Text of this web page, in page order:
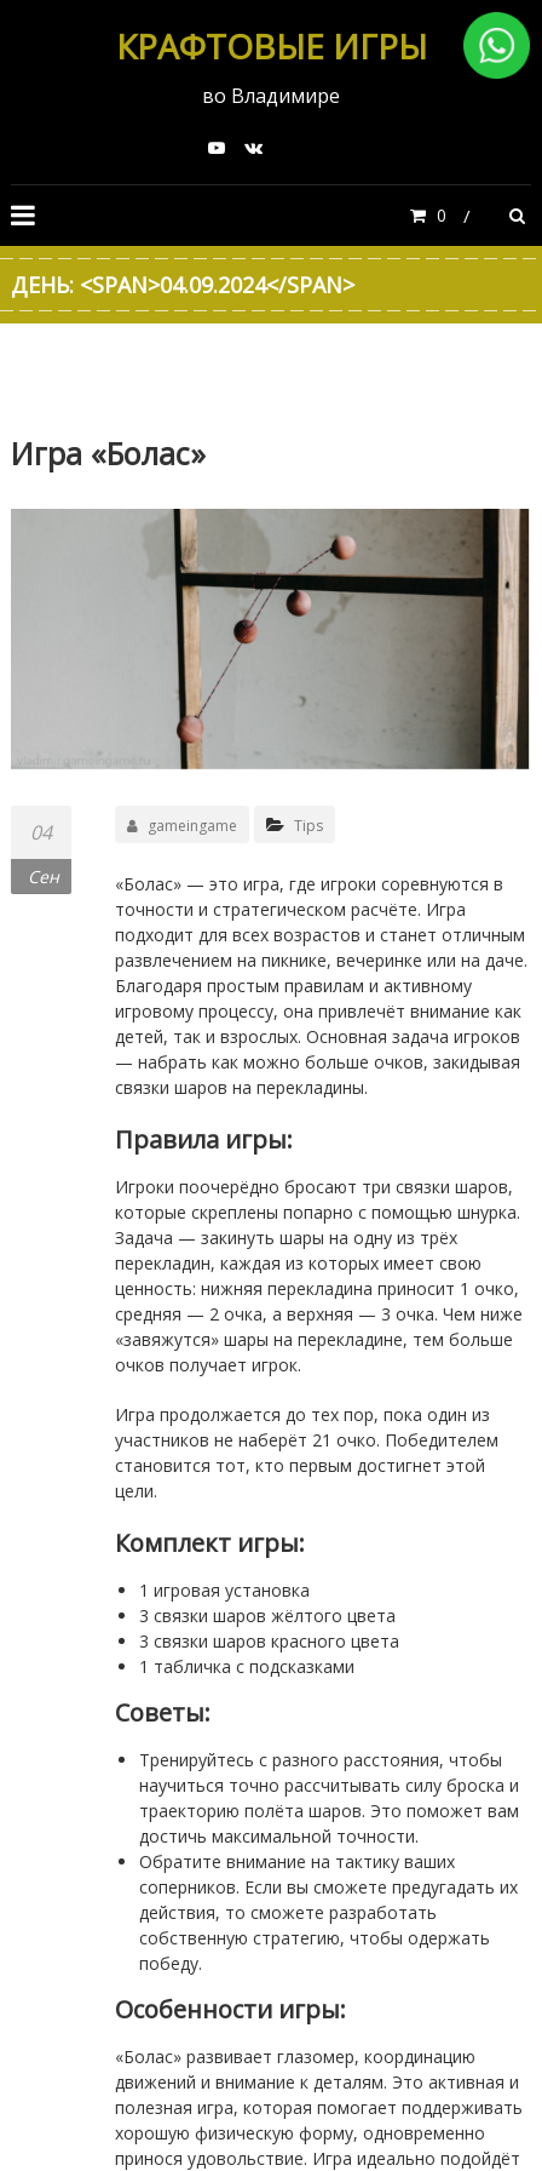
КРАФТОВЫЕ ИГРЫ
во Владимире
0
ДЕНЬ: <SPAN>04.09.2024</SPAN>
Игра «Болас»
04
Сен
gameingame Tips
«Болас» — это игра, где игроки соревнуются в
точности и стратегическом расчёте. Игра
подходит для всех возрастов и станет отличным
развлечением на пикнике, вечеринке или на даче.
Благодаря простым правилам и активному
игровому процессу, она привлечёт внимание как
детей, так и взрослых. Основная задача игроков
— набрать как можно больше очков, закидывая
связки шаров на перекладины.
Правила игры:
Игроки поочерёдно бросают три связки шаров,
которые скреплены попарно с помощью шнурка.
Задача — закинуть шары на одну из трёх
перекладин, каждая из которых имеет свою
ценность: нижняя перекладина приносит 1 очко,
средняя — 2 очка, а верхняя — 3 очка. Чем ниже
«завяжутся» шары на перекладине, тем больше
очков получает игрок.
Игра продолжается до тех пор, пока один из
участников не наберёт 21 очко. Победителем
становится тот, кто первым достигнет этой
цели.
Комплект игры:
1 игровая установка
3 связки шаров жёлтого цвета
3 связки шаров красного цвета
1 табличка с подсказками
Советы:
Тренируйтесь с разного расстояния, чтобы
научиться точно рассчитывать силу броска и
траекторию полёта шаров. Это поможет вам
достичь максимальной точности.
Обратите внимание на тактику ваших
соперников. Если вы сможете предугадать их
действия, то сможете разработать
собственную стратегию, чтобы одержать
победу.
Особенности игры:
«Болас» развивает глазомер, координацию
движений и внимание к деталям. Это активная и
полезная игра, которая помогает поддерживать
хорошую физическую форму, одновременно
принося удовольствие. Игра идеально подойдёт